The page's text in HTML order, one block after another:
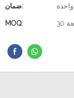
ضمان:
MOQ: